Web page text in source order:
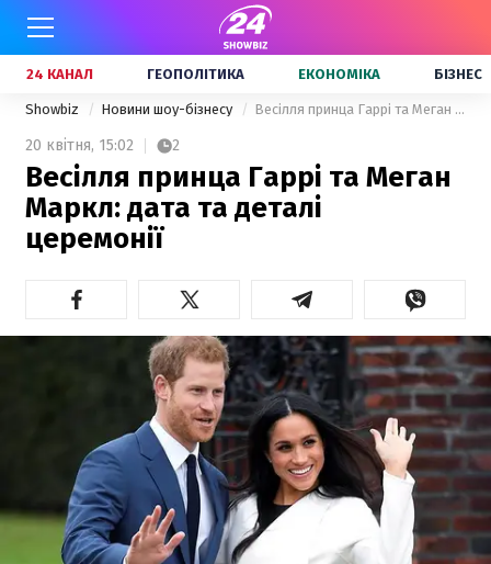
24 КАНАЛ ГЕОПОЛІТИКА ЕКОНОМІКА БІЗНЕС
Showbiz Новини шоу-бізнесу Весілля принца Гаррі та Меган Маркл: дата та деталі церемонії
20 квітня, 15:02 2
Весілля принца Гаррі та Меган
Маркл: дата та деталі
церемонії